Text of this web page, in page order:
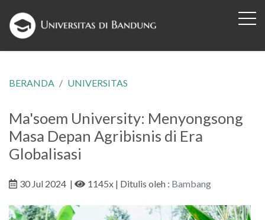
BERANDA UNIVERSITAS
Ma'soem University: Menyongsong
Masa Depan Agribisnis di Era
Globalisasi
30 Jul 2024 | 1145x | Ditulis oleh : Bambang